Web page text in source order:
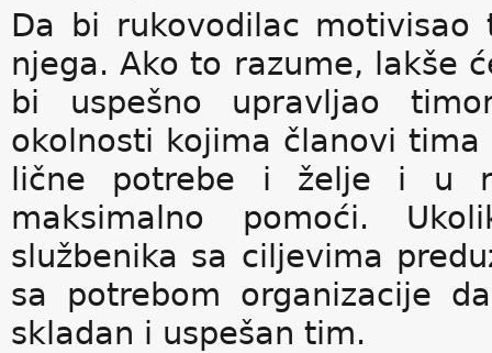
Da bi rukovodilac
njega. Ako to razume, lakše
bi uspešno upravljao
okolnosti kojima članovi
lične potrebe i želje i u
maksimalno pomoći.
službenika sa ciljevima
sa potrebom organizacije
skladan i uspešan tim.